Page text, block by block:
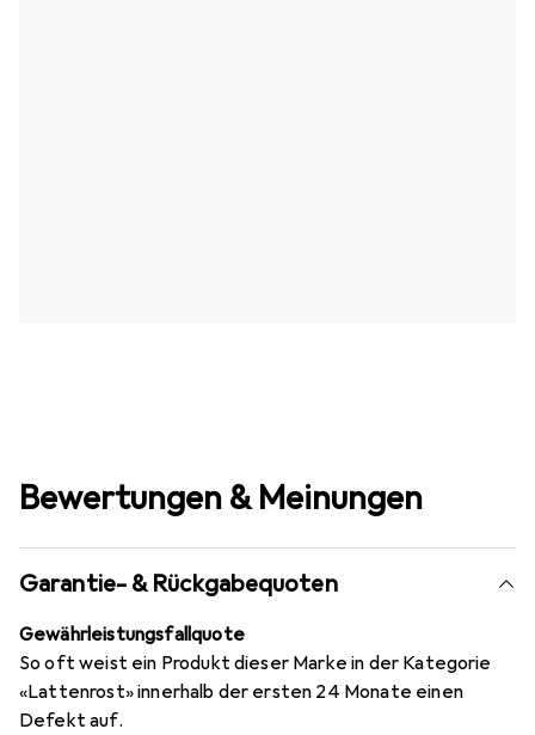
Bewertungen & Meinungen
Garantie- & Rückgabequoten
Gewährleistungsfallquote
So oft weist ein Produkt dieser Marke in der Kategorie
«Lattenrost» innerhalb der ersten 24 Monate einen
Defekt auf.